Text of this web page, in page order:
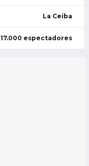
La Ceiba
17.000 espectadores